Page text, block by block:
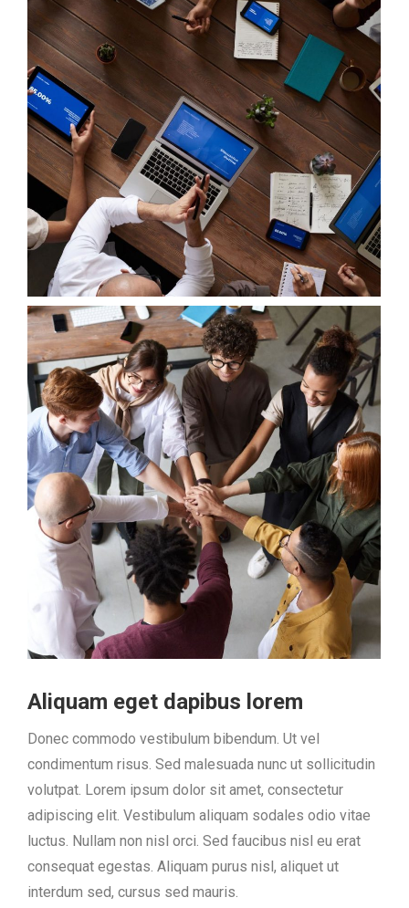
Aliquam eget dapibus lorem
Donec commodo vestibulum bibendum. Ut vel
condimentum risus. Sed malesuada nunc ut sollicitudin
volutpat. Lorem ipsum dolor sit amet, consectetur
adipiscing elit. Vestibulum aliquam sodales odio vitae
luctus. Nullam non nisl orci. Sed faucibus nisl eu erat
consequat egestas. Aliquam purus nisl, aliquet ut
interdum sed, cursus sed mauris.